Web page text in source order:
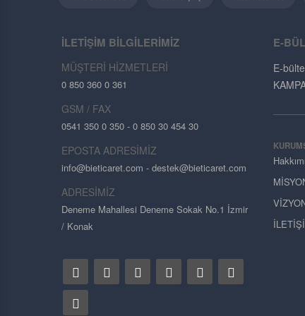
İLETİŞİM BİLGİLERİMİZ
MÜŞTERİ HİZMETLERİ
0 850 360 0 361
GSM / FAX
0541 350 0 350 - 0 850 30 454 30
EPOSTA ADRESİMİZ
info@bieticaret.com - destek@bieticaret.com
ADRESİMİZ
Deneme Mahallesi Deneme Sokak No.1 İzmir
/ Konak
E-
E-